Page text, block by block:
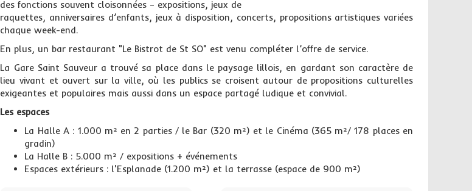
des fonctions souvent cloisonnées – expositions, jeux de
raquettes, anniversaires d’enfants, jeux à disposition, concerts, propositions artistiques variées
chaque week-end.
En plus, un bar restaurant "Le Bistrot de St SO" est venu compléter l’offre de service.
La Gare Saint Sauveur a trouvé sa place dans le paysage lillois, en gardant son caractère de
lieu vivant et ouvert sur la ville, où les publics se croisent autour de propositions culturelles
exigeantes et populaires mais aussi dans un espace partagé ludique et convivial.
Les espaces
La Halle A : 1.000 m² en 2 parties / le Bar (320 m²) et le Cinéma (365 m²/ 178 places en
gradin)
La Halle B : 5.000 m² / expositions + événements
Espaces extérieurs : l'Esplanade (1.200 m²) et la terrasse (espace de 900 m²)